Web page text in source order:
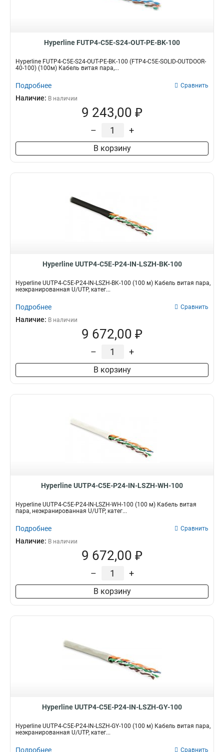
Hyperline FUTP4-C5E-S24-OUT-PE-BK-100
Hyperline FUTP4-C5E-S24-OUT-PE-BK-100 (FTP4-C5E-SOLID-OUTDOOR-
40-100) (100м) Кабель витая пара,...
Подробнее Сравнить
Наличие: В наличии
9 243,00 ₽
– +
В корзину
Hyperline UUTP4-C5E-P24-IN-LSZH-BK-100
Hyperline UUTP4-C5E-P24-IN-LSZH-BK-100 (100 м) Кабель витая пара,
неэкранированная U/UTP, катег...
Подробнее Сравнить
Наличие: В наличии
9 672,00 ₽
– +
В корзину
Hyperline UUTP4-C5E-P24-IN-LSZH-WH-100
Hyperline UUTP4-C5E-P24-IN-LSZH-WH-100 (100 м) Кабель витая
пара, неэкранированная U/UTP, катег...
Подробнее Сравнить
Наличие: В наличии
9 672,00 ₽
– +
В корзину
Hyperline UUTP4-C5E-P24-IN-LSZH-GY-100
Hyperline UUTP4-C5E-P24-IN-LSZH-GY-100 (100 м) Кабель витая пара,
неэкранированная U/UTP, катег...
Подробнее Сравнить